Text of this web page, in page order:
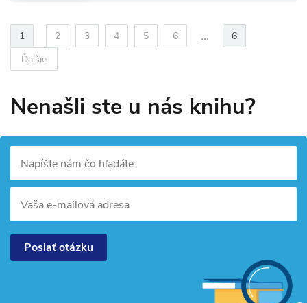
1 2 3 4 5 6 ...
6
Ďalšie
Nenašli ste u nás knihu?
Napíšte nám čo hľadáte
Vaša e-mailová adresa
Poslať otázku